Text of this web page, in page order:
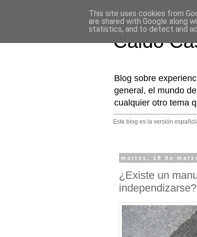
Caldo
Blog sobre
general, el mundo
cualquier otro tema
Este blog es la versión
martes, 18 de
¿Existe un
independizarse?
This site uses cookies from
are shared with Google along
statistics, and to detect and